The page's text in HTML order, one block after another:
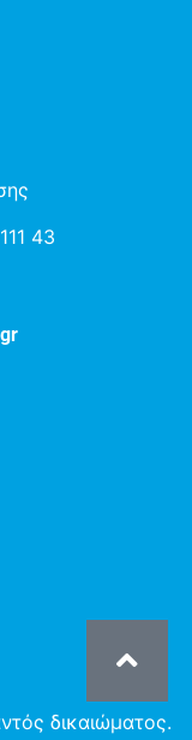
43
δικαιώματος.